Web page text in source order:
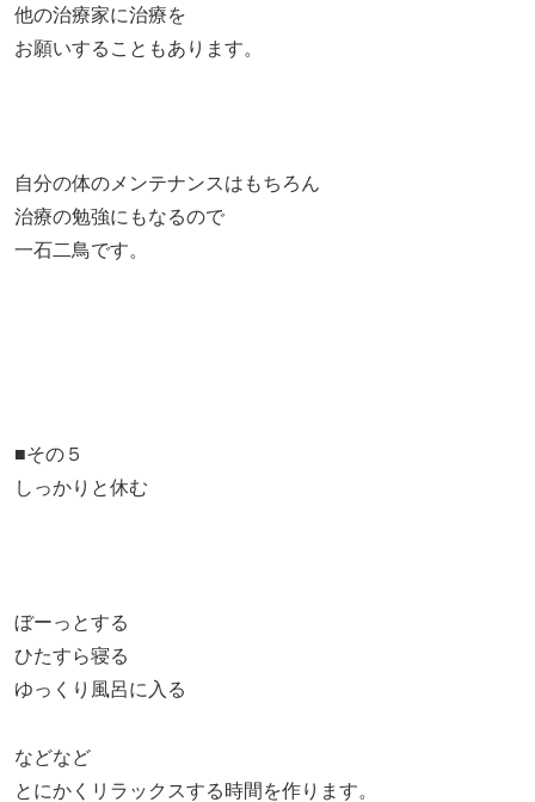
他の治療家に治療を
お願いすることもあります。
自分の体のメンテナンスはもちろん
治療の勉強にもなるので
一石二鳥です。
■その５
しっかりと休む
ぼーっとする
ひたすら寝る
ゆっくり風呂に入る
などなど
とにかくリラックスする時間を作ります。